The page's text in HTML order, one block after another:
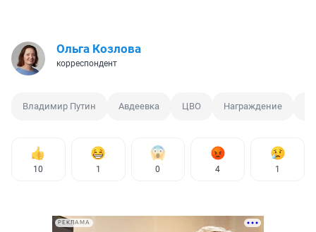
Ольга Козлова
корреспондент
Владимир Путин Авдеевка ЦВО Награждение
10 1 0 4 1
РЕКЛАМА